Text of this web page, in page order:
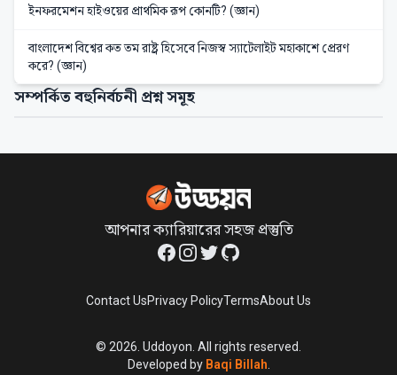
ইনফরমেশন হাইওয়ের প্রাথমিক রূপ কোনটি? (জ্ঞান)
বাংলাদেশ বিশ্বের কত তম রাষ্ট্র হিসেবে নিজস্ব স্যাটেলাইট মহাকাশে প্রেরণ
করে? (জ্ঞান)
সম্পর্কিত বহুনির্বচনী প্রশ্ন সমূহ
আপনার ক্যারিয়ারের সহজ প্রস্তুতি
Facebook
Instagram
TwitterGitHub
Contact UsPrivacy PolicyTermsAbout Us
© 2026. Uddoyon. All rights reserved.
Developed by Baqi Billah.